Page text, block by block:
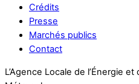
Crédits
Presse
Marchés publics
Contact
L’Agence Locale de l’Énergie